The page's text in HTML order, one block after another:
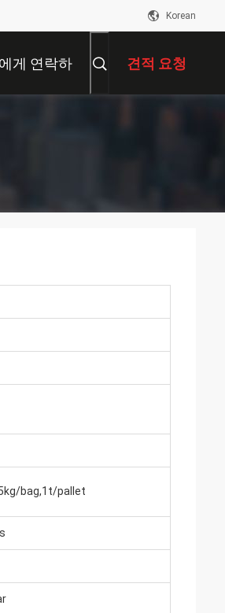
Korean
게 연락하 견적 요청
bag,1t/pallet